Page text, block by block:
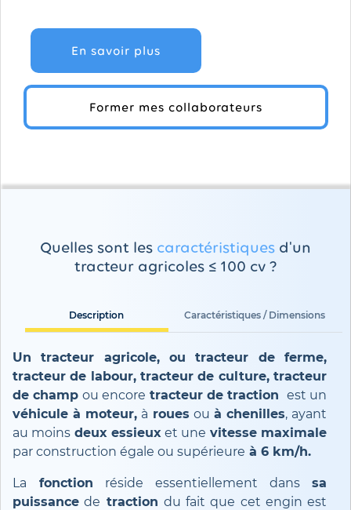
En savoir plus
Former mes collaborateurs
Quelles sont les caractéristiques d'un
tracteur agricoles ≤ 100 cv ?
Description Caractéristiques / Dimensions
Un tracteur agricole, ou tracteur de ferme,
tracteur de labour, tracteur de culture, tracteur
de champ ou encore tracteur de traction est un
véhicule à moteur, à roues ou à chenilles, ayant
au moins deux essieuxet une vitesse maximale
par construction égale ou supérieure à 6 km/h.
La fonction réside essentiellement dans sa
puissance de traction du fait que cet engin est